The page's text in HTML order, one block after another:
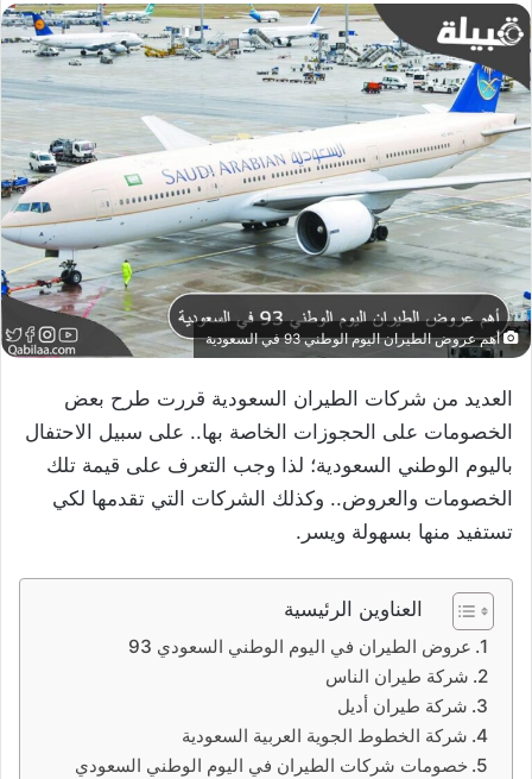
أهم عروض الطيران اليوم الوطني 93 في السعودية
العديد من شركات الطيران السعودية قررت طرح بعض
الخصومات على الحجوزات الخاصة بها.. على سبيل الاحتفال
باليوم الوطني السعودية؛ لذا وجب التعرف على قيمة تلك
الخصومات والعروض.. وكذلك الشركات التي تقدمها لكي
تستفيد منها بسهولة ويسر.
العناوين الرئيسية
عروض الطيران في اليوم الوطني السعودي 93
شركة طيران الناس
شركة طيران أديل
شركة الخطوط الجوية العربية السعودية
خصومات شركات الطيران في اليوم الوطني السعودي